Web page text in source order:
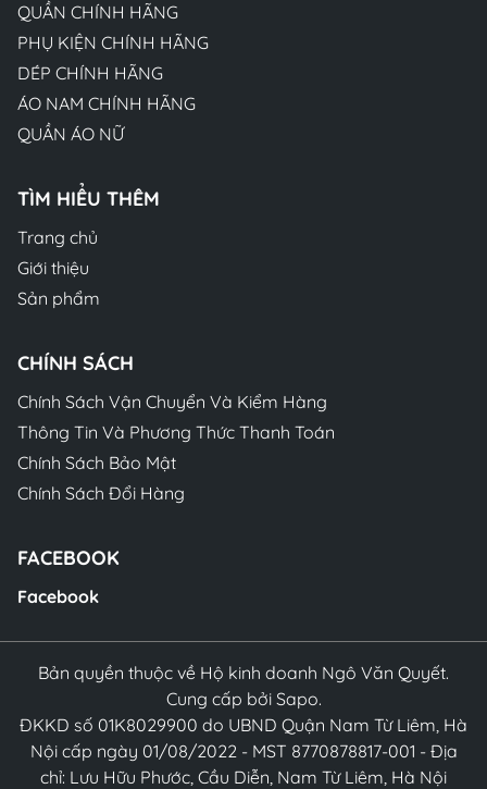
QUẦN CHÍNH HÃNG
PHỤ KIỆN CHÍNH HÃNG
DÉP CHÍNH HÃNG
ÁO NAM CHÍNH HÃNG
QUẦN ÁO NỮ
TÌM HIỂU THÊM
Trang chủ
Giới thiệu
Sản phẩm
CHÍNH SÁCH
Chính Sách Vận Chuyển Và Kiểm Hàng
Thông Tin Và Phương Thức Thanh Toán
Chính Sách Bảo Mật
Chính Sách Đổi Hàng
FACEBOOK
Facebook
Bản quyền thuộc về Hộ kinh doanh Ngô Văn Quyết.
Cung cấp bởi Sapo.
ĐKKD số 01K8029900 do UBND Quận Nam Từ Liêm, Hà
Nội cấp ngày 01/08/2022 - MST 8770878817-001 - Địa
chỉ: Lưu Hữu Phước, Cầu Diễn, Nam Từ Liêm, Hà Nội